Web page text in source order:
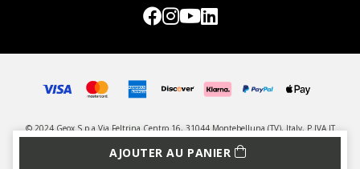
AJOUTER AU PANIER
© 2024 Geox S.p.a Via Feltrina Centro 16, 31044 Montebelluna (TV), Italy, P.IVA IT
03348440268 - Tous droits réservés
CONFIDENTIALITÉ